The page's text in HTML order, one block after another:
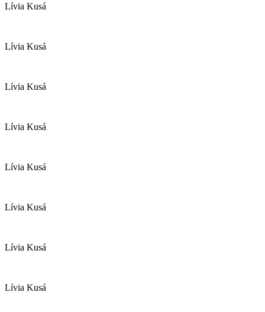
Lívia Kusá
Lívia Kusá
Lívia Kusá
Lívia Kusá
Lívia Kusá
Lívia Kusá
Lívia Kusá
Lívia Kusá